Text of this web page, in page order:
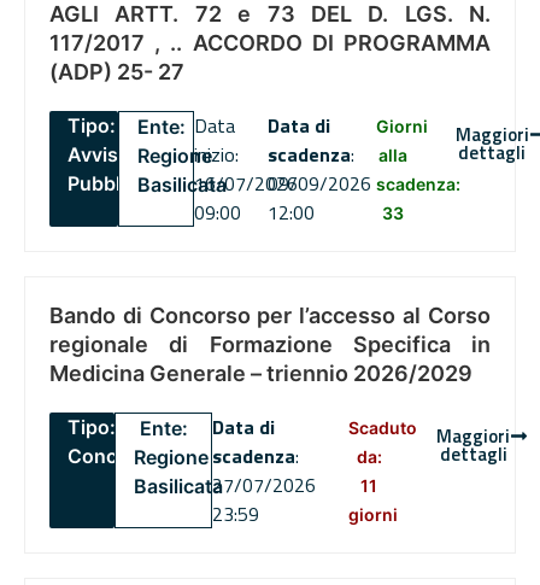
AGLI ARTT. 72 e 73 DEL D. LGS. N.
117/2017 , .. ACCORDO DI PROGRAMMA
(ADP) 25- 27
Tipo:
Avviso
Pubblico
Ente:
Regione
Basilicata
Data
inizio:
16/07/2026
09:00
Data di
scadenza:
09/09/2026
12:00
Giorni
alla
scadenza:
33
Maggiori
dettagli
Bando di Concorso per l’accesso al Corso
regionale di Formazione Specifica in
Medicina Generale – triennio 2026/2029
Tipo:
Concorsi
Ente:
Regione
Basilicata
Data di
scadenza:
27/07/2026
23:59
Scaduto
da:
11
giorni
Maggiori
dettagli